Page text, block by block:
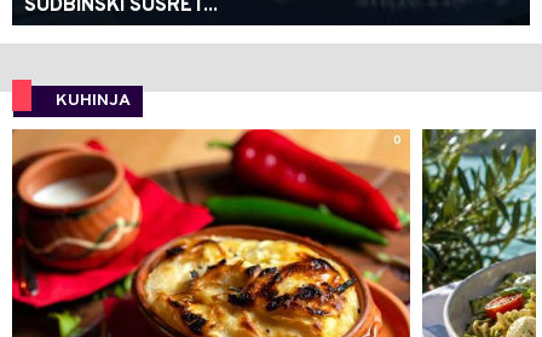
SUDBINSKI SUSRET...
KUHINJA
0